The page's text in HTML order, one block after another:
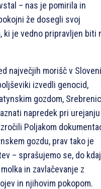
– nas je pomirila in
že dosegli svoj
ki je vedno pripravljen biti
največjih morišč v
izvedli genocid,
gozdom,
napredek pri urejanju
Poljakom
gozdu, prav tako je
– sprašujemo se, do
in zavlačevanje z
in njihovim pokopom.